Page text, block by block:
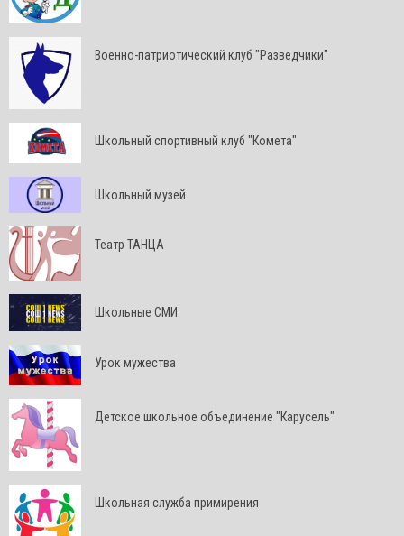
Военно-патриотический клуб "Разведчики"
Школьный спортивный клуб "Комета"
Школьный музей
Театр ТАНЦА
Школьные СМИ
Урок мужества
Детское школьное объединение "Карусель"
Школьная служба примирения